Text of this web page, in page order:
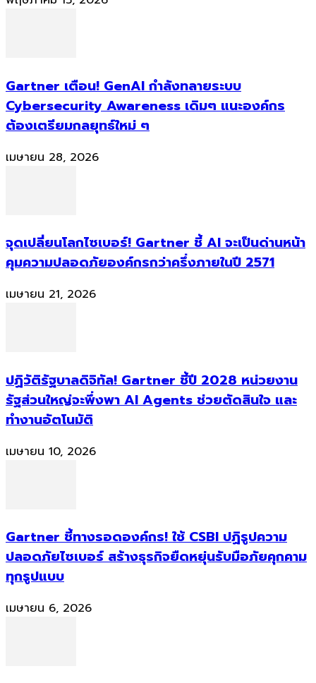
Gartner เตือน! GenAI กำลังทลายระบบ
Cybersecurity Awareness เดิมๆ แนะองค์กร
ต้องเตรียมกลยุทธ์ใหม่ ๆ
เมษายน 28, 2026
จุดเปลี่ยนโลกไซเบอร์! Gartner ชี้ AI จะเป็นด่านหน้า
คุมความปลอดภัยองค์กรกว่าครึ่งภายในปี 2571
เมษายน 21, 2026
ปฏิวัติรัฐบาลดิจิทัล! Gartner ชี้ปี 2028 หน่วยงาน
รัฐส่วนใหญ่จะพึ่งพา AI Agents ช่วยตัดสินใจ และ
ทำงานอัตโนมัติ
เมษายน 10, 2026
Gartner ชี้ทางรอดองค์กร! ใช้ CSBI ปฏิรูปความ
ปลอดภัยไซเบอร์ สร้างธุรกิจยืดหยุ่นรับมือภัยคุกคาม
ทุกรูปแบบ
เมษายน 6, 2026